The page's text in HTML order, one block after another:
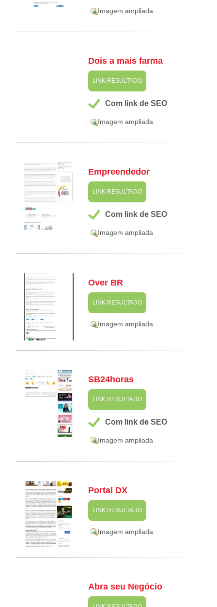
Imagem ampliada
Dois a mais farma
LINK RESULTADO
Com link de SEO
Imagem ampliada
Empreendedor
LINK RESULTADO
Com link de SEO
Imagem ampliada
Over BR
LINK RESULTADO
Imagem ampliada
SB24horas
LINK RESULTADO
Com link de SEO
Imagem ampliada
Portal DX
LINK RESULTADO
Imagem ampliada
Abra seu Negócio